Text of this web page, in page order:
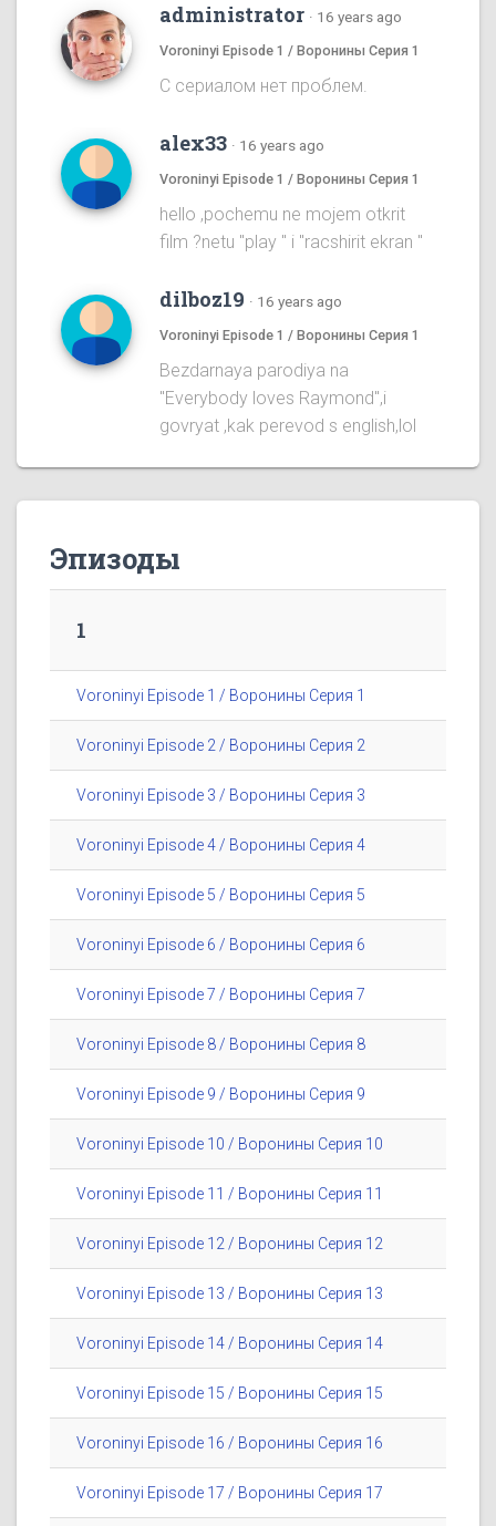
administrator · 16 years ago
Voroninyi Episode 1 / Воронины Серия 1
С сериалом нет проблем.
alex33 · 16 years ago
Voroninyi Episode 1 / Воронины Серия 1
hello ,pochemu ne mojem otkrit
film ?netu "play " i "racshirit ekran "
dilboz19 · 16 years ago
Voroninyi Episode 1 / Воронины Серия 1
Bezdarnaya parodiya na
''Everybody loves Raymond'',i
govryat ,kak perevod s english,lol
Эпизоды
1
Voroninyi Episode 1 / Воронины Серия 1
Voroninyi Episode 2 / Воронины Серия 2
Voroninyi Episode 3 / Воронины Серия 3
Voroninyi Episode 4 / Воронины Серия 4
Voroninyi Episode 5 / Воронины Серия 5
Voroninyi Episode 6 / Воронины Серия 6
Voroninyi Episode 7 / Воронины Серия 7
Voroninyi Episode 8 / Воронины Серия 8
Voroninyi Episode 9 / Воронины Серия 9
Voroninyi Episode 10 / Воронины Серия 10
Voroninyi Episode 11 / Воронины Серия 11
Voroninyi Episode 12 / Воронины Серия 12
Voroninyi Episode 13 / Воронины Серия 13
Voroninyi Episode 14 / Воронины Серия 14
Voroninyi Episode 15 / Воронины Серия 15
Voroninyi Episode 16 / Воронины Серия 16
Voroninyi Episode 17 / Воронины Серия 17